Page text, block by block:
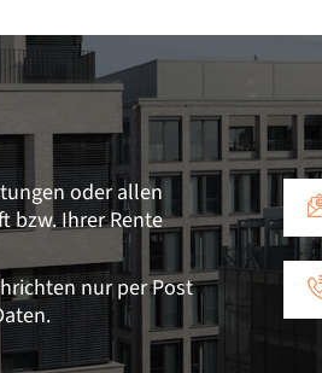
oder allen
bzw. Ihrer Rente
nur per Post